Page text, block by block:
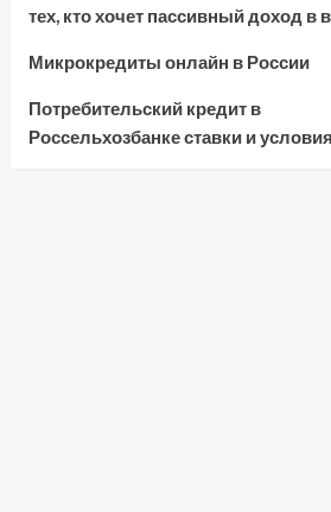
тех, кто хочет пассивный доход в
Микрокредиты онлайн в России
Потребительский кредит в
Россельхозбанке ставки и условия